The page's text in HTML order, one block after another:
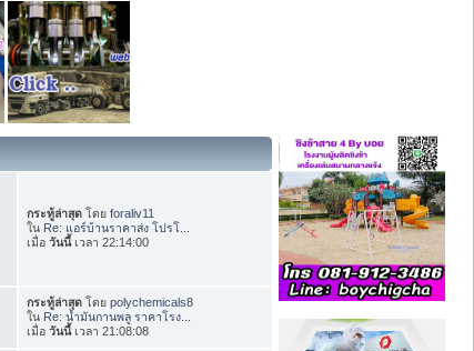
กระทู้ล่าสุด โดยforaliv11
ใน Re: แอร์บ้านราคาส่ง โปรโ...
เมื่อวันนี้เวลา 22:14:00
กระทู้ล่าสุด โดยpolychemicals8
ใน Re: น้ำมันกานพลู ราคาโรง...
เมื่อวันนี้เวลา 21:08:08